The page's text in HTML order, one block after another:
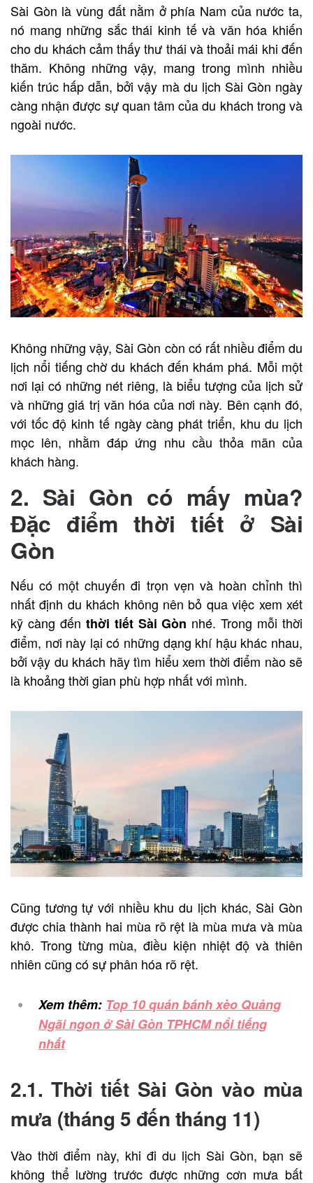
Sài Gòn là vùng đất nằm ở phía Nam của nước ta,
nó mang những sắc thái kinh tế và văn hóa khiến
cho du khách cảm thấy thư thái và thoải mái khi đến
thăm. Không những vậy, mang trong mình nhiều
kiến trúc hấp dẫn, bởi vậy mà du lịch Sài Gòn ngày
càng nhận được sự quan tâm của du khách trong và
ngoài nước.
Không những vậy, Sài Gòn còn có rất nhiều điểm du
lịch nổi tiếng chờ du khách đến khám phá. Mỗi một
nơi lại có những nét riêng, là biểu tượng của lịch sử
và những giá trị văn hóa của nơi này. Bên cạnh đó,
với tốc độ kinh tế ngày càng phát triển, khu du lịch
mọc lên, nhằm đáp ứng nhu cầu thỏa mãn của
khách hàng.
2. Sài Gòn có mấy mùa?
Đặc điểm thời tiết ở Sài
Gòn
Nếu có một chuyến đi trọn vẹn và hoàn chỉnh thì
nhất định du khách không nên bỏ qua việc xem xét
kỹ càng đến thời tiết Sài Gòn nhé. Trong mỗi thời
điểm, nơi này lại có những dạng khí hậu khác nhau,
bởi vậy du khách hãy tìm hiểu xem thời điểm nào sẽ
là khoảng thời gian phù hợp nhất với mình.
Cũng tương tự với nhiều khu du lịch khác, Sài Gòn
được chia thành hai mùa rõ rệt là mùa mưa và mùa
khô. Trong từng mùa, điều kiện nhiệt độ và thiên
nhiên cũng có sự phân hóa rõ rệt.
Xem thêm: Top 10 quán bánh xèo Quảng
Ngãi ngon ở Sài Gòn TPHCM nổi tiếng
nhất
2.1. Thời tiết Sài Gòn vào mùa
mưa (tháng 5 đến tháng 11)
Vào thời điểm này, khi đi du lịch Sài Gòn, bạn sẽ
không thể lường trước được những cơn mưa bất